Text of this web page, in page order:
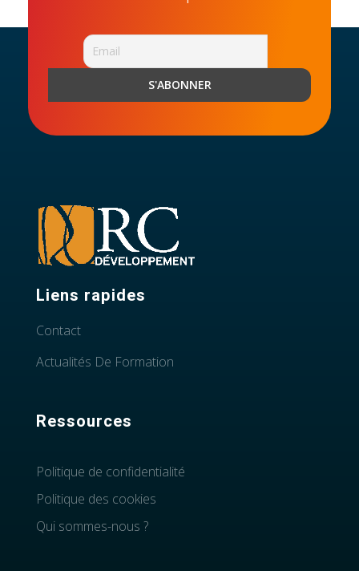
Liens rapides
Contact
Actualités De Formation
Ressources
Politique de confidentialité
Politique des cookies
Qui sommes-nous ?